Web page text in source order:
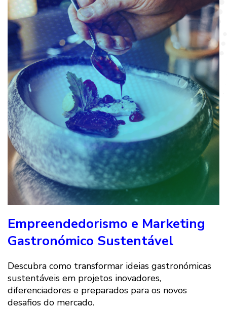
Empreendedorismo e Marketing
Gastronómico Sustentável
Descubra como transformar ideias gastronómicas
sustentáveis em projetos inovadores,
diferenciadores e preparados para os novos
desafios do mercado.